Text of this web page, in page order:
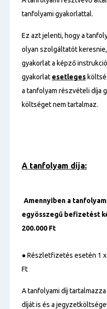
tanfolyami gyakorlattal.
Ez azt jelenti, hogy a
olyan szolgáltatót
gyakorlat a képző
gyakorlat esetleges
a tanfolyam részvételi díja
költséget nem tartalmaz.
A tanfolyam díja:
Amennyiben a
egyösszegű befizetést
200.000 Ft
●Részletfizetés esetén 1 x
Ft
A tanfolyami díj
díját is és a